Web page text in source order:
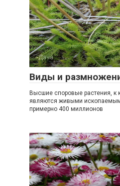
-Дача
Виды и
Высшие споровые растения, к
являются живыми
примерно 400 миллионов